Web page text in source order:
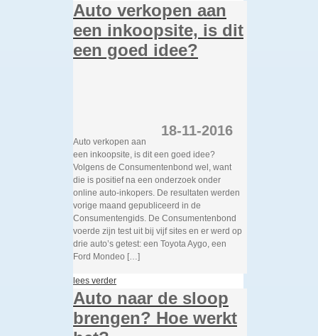
Auto verkopen aan
een inkoopsite, is dit
een goed idee?
18-11-2016
Auto verkopen aan
een inkoopsite, is dit een goed idee?
Volgens de Consumentenbond wel, want
die is positief na een onderzoek onder
online auto-inkopers. De resultaten werden
vorige maand gepubliceerd in de
Consumentengids. De Consumentenbond
voerde zijn test uit bij vijf sites en er werd op
drie auto’s getest: een Toyota Aygo, een
Ford Mondeo […]
lees verder
Auto naar de sloop
brengen? Hoe werkt